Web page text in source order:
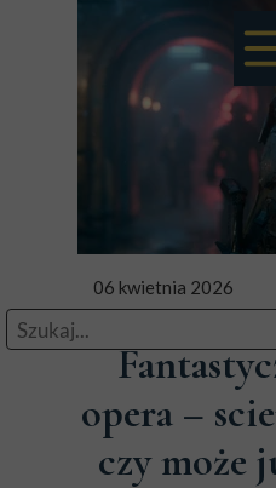
06 kwietnia 2026
opera –
czy może